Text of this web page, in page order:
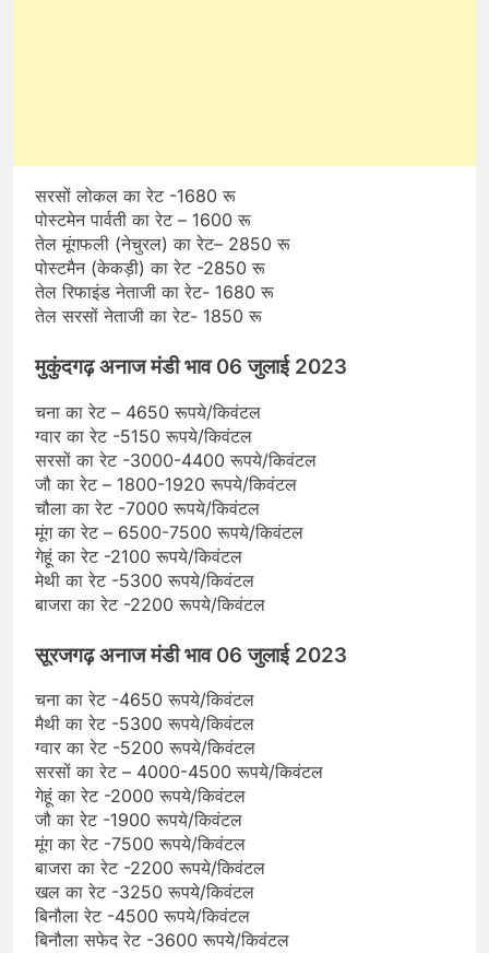
सरसों लोकल का रेट -1680 रू
पोस्टमेन पार्वती का रेट – 1600 रू
तेल मूंगफली (नेचुरल) का रेट– 2850 रू
पोस्टमैन (केकड़ी) का रेट -2850 रू
तेल रिफाइंड नेताजी का रेट- 1680 रू
तेल सरसों नेताजी का रेट- 1850 रू
मुकुंदगढ़ अनाज मंडी भाव 06 जुलाई 2023
चना का रेट – 4650 रूपये/किवंटल
ग्वार का रेट -5150 रूपये/किवंटल
सरसों का रेट -3000-4400 रूपये/किवंटल
जौ का रेट – 1800-1920 रूपये/किवंटल
चौला का रेट -7000 रूपये/किवंटल
मूंग का रेट – 6500-7500 रूपये/किवंटल
गेहूं का रेट -2100 रूपये/किवंटल
मेथी का रेट -5300 रूपये/किवंटल
बाजरा का रेट -2200 रूपये/किवंटल
सूरजगढ़ अनाज मंडी भाव 06 जुलाई 2023
चना का रेट -4650 रूपये/किवंटल
मैथी का रेट -5300 रूपये/किवंटल
ग्वार का रेट -5200 रूपये/किवंटल
सरसों का रेट – 4000-4500 रूपये/किवंटल
गेहूं का रेट -2000 रूपये/किवंटल
जौ का रेट -1900 रूपये/किवंटल
मूंग का रेट -7500 रूपये/किवंटल
बाजरा का रेट -2200 रूपये/किवंटल
खल का रेट -3250 रूपये/किवंटल
बिनौला रेट -4500 रूपये/किवंटल
बिनौला सफेद रेट -3600 रूपये/किवंटल